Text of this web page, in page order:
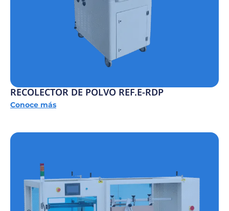
RECOLECTOR DE POLVO REF.E-RDP
Conoce más